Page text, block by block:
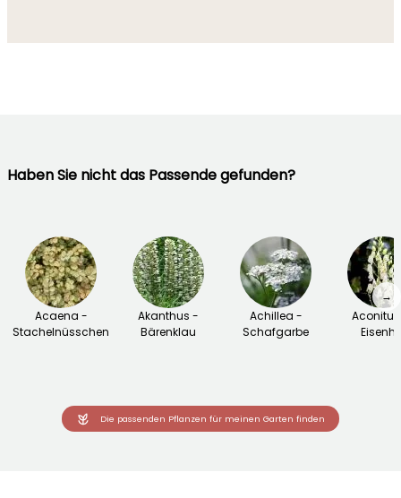
Haben Sie nicht das Passende gefunden?
Acaena -
Stachelnüsschen
Akanthus -
Bärenklau
Achillea -
Schafgarbe
→
Die passenden Pflanzen für meinen Garten finden